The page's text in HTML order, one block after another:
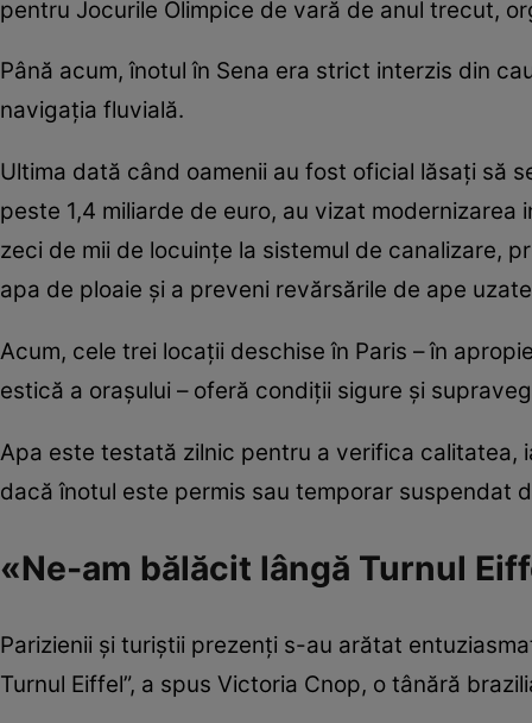
pentru Jocurile Olimpice de vară de anul trecut,
Până acum, înotul în Sena era strict interzis din
navigaţia fluvială.
Ultima dată când oamenii au fost oficial lăsaţi să
peste 1,4 miliarde de euro, au vizat
zeci de mii de locuinţe la sistemul de canalizare,
apa de ploaie şi a preveni revărsările de ape
Acum, cele trei locaţii deschise în Paris – în
estică a oraşului – oferă condiţii sigure şi
Apa este testată zilnic pentru a verifica calitatea,
dacă înotul este permis sau temporar suspendat
«Ne-am bălăcit lângă Turnul
Parizienii şi turiştii prezenţi s-au arătat
Turnul Eiffel”, a spus Victoria Cnop, o tânără